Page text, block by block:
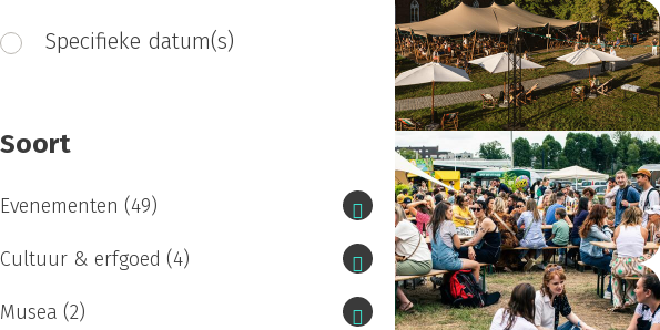
Specifieke datum(s)
Soort
Evenementen (49)
Cultuur & erfgoed (4)
Musea (2)